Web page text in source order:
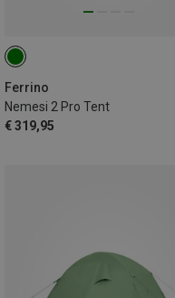
Ferrino
Nemesi 2 Pro Tent
€ 319,95